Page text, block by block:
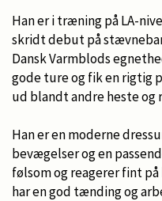
Han er i træning på LA-
skridt debut på
Dansk Varmblods
gode ture og fik en rigtig
ud blandt andre heste og
Han er en moderne
bevægelser og en
følsom og reagerer fint
har en god tænding og